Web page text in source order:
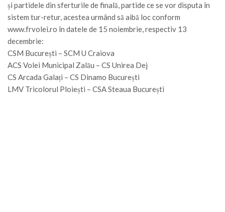
și partidele din sferturile de finală, partide ce se vor disputa în
sistem tur-retur, acestea urmând să aibă loc conform
www.frvolei.ro în datele de 15 noiembrie, respectiv 13
decembrie:
CSM București – SCM U Craiova
ACS Volei Municipal Zalău – CS Unirea Dej
CS Arcada Galați – CS Dinamo București
LMV Tricolorul Ploiești – CSA Steaua București